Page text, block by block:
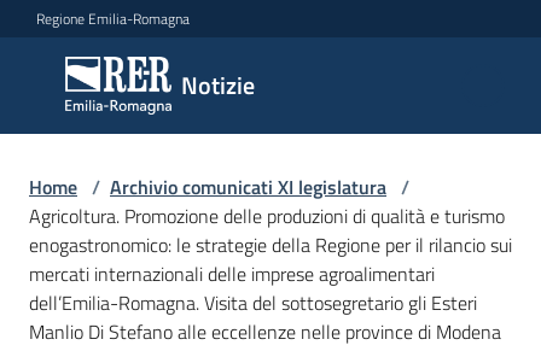
Vai al contenuto
Vai alla navigazione
Vai al footer
Regione Emilia-Romagna
Notizie
Notizie
Comunicati
stampa
Cerca
un
comunicato
Home / Archivio comunicati XI legislatura /
Agricoltura. Promozione delle produzioni di qualità e turismo
enogastronomico: le strategie della Regione per il rilancio sui
mercati internazionali delle imprese agroalimentari
dell’Emilia-Romagna. Visita del sottosegretario gli Esteri
Manlio Di Stefano alle eccellenze nelle province di Modena